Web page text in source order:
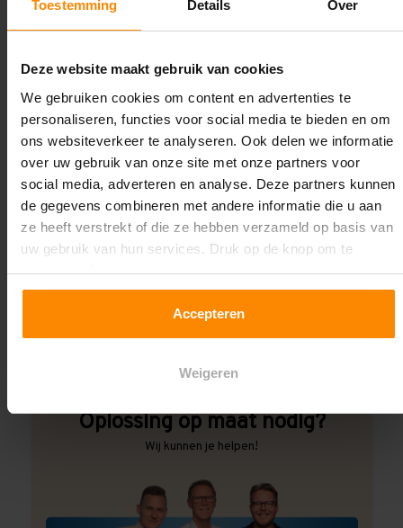
Toestemming Details Over
Deze website maakt gebruik van cookies
We gebruiken cookies om content en advertenties te
personaliseren, functies voor social media te bieden en om
ons websiteverkeer te analyseren. Ook delen we informatie
over uw gebruik van onze site met onze partners voor
social media, adverteren en analyse. Deze partners kunnen
de gegevens combineren met andere informatie die u aan
ze heeft verstrekt of die ze hebben verzameld op basis van
uw gebruik van hun services. Druk op de knop om te
accepteren!
Accepteren
Weigeren
Liggerlengte:
2.700 mm
Aantal niveaus:
3
Kleur staanders:
Galva
3.000 kg (1.000 kg per pallet)
Oplossing op maat nodig?
Wij kunnen je helpen!